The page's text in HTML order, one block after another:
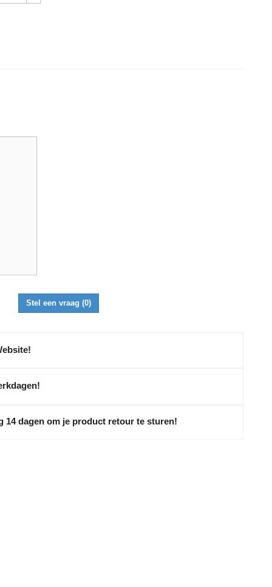
Stel een vraag (0)
14 dagen om je product retour te sturen!